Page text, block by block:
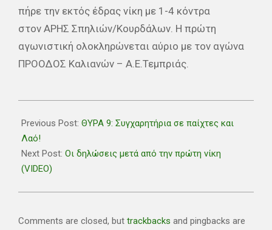
πήρε την εκτός έδρας νίκη με 1-4 κόντρα
στον ΑΡΗΣ Σπηλιών/Κουρδάλων. Η πρώτη
αγωνιστική ολοκληρώνεται αύριο με τον αγώνα
ΠΡΟΟΔΟΣ Καλιανών – Α.Ε.Τεμπριάς.
11-
11
Previous Post: ΘΥΡΑ 9: Συγχαρητήρια σε παίχτες και
Λαό!
Next Post: Οι δηλώσεις μετά από την πρώτη νίκη
(VIDEO)
Comments are closed, but trackbacks and pingbacks are